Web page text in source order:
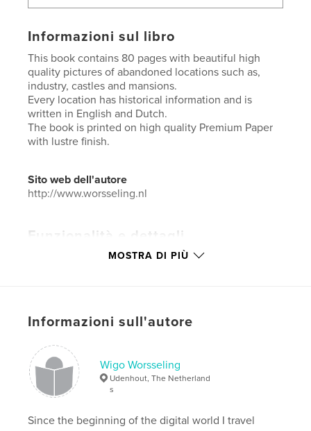
Informazioni sul libro
This book contains 80 pages with beautiful high
quality pictures of abandoned locations such as,
industry, castles and mansions.
Every location has historical information and is
written in English and Dutch.
The book is printed on high quality Premium Paper
with lustre finish.
Sito web dell'autore
http://www.worsseling.nl
Funzionalità e dettagli
Categoria principale: Libri d'arte e fotografia
Data di pubblicazione:gen 04, 2010
LinguaEnglish
Parole chiave
urban exploring ,
photography
MOSTRA DI PIÙ
Informazioni sull'autore
Wigo Worsseling
Udenhout, The Netherland
s
Since the beginning of the digital world I travel